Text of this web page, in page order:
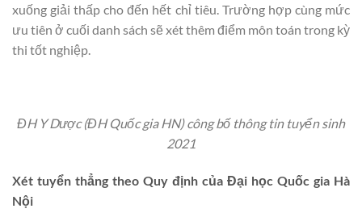
xuống giải thấp cho đến hết chỉ tiêu. Trường hợp cùng mức
ưu tiên ở cuối danh sách sẽ xét thêm điểm môn toán trong kỳ
thi tốt nghiệp.
ĐH Y Dược (ĐH Quốc gia HN) công bố thông tin tuyển sinh
2021
Xét tuyển thẳng theo Quy định của Đại học Quốc gia Hà
Nội